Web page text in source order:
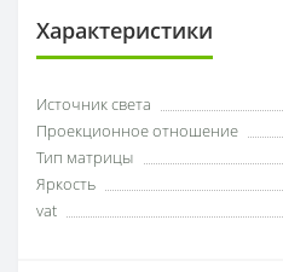
Характеристики
Источник света
Проекционное отношение
Тип матрицы
Яркость
vat